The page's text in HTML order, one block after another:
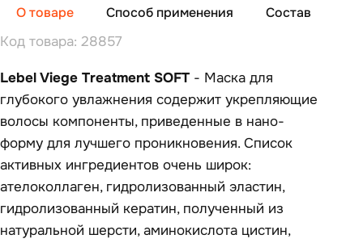
О товаре Способ применения Состав
Код товара: 28857
Lebel Viege Treatment SOFT - Маска для
глубокого увлажнения содержит укрепляющие
волосы компоненты, приведенные в нано-
форму для лучшего проникновения. Список
активных ингредиентов очень широк:
ателоколлаген, гидролизованный эластин,
гидролизованный кератин, полученный из
натуральной шерсти, аминокислота цистин,